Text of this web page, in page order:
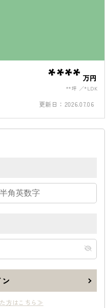
**** 万円
**坪 *LDK
更新日： 2026.07.06
方はこちら≫